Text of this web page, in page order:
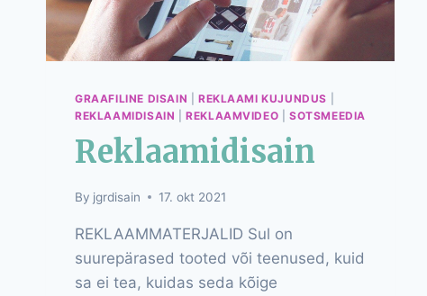
GRAAFILINE DISAIN REKLAAMI KUJUNDUS
REKLAAMIDISAIN |REKLAAMVIDEO |SOTSMEEDIA
Reklaamidisain
By jgrdisain 17. okt 2021
REKLAAMMATERJALID Sul on
suurepärased tooted või teenused, kuid
sa ei tea, kuidas seda kõige